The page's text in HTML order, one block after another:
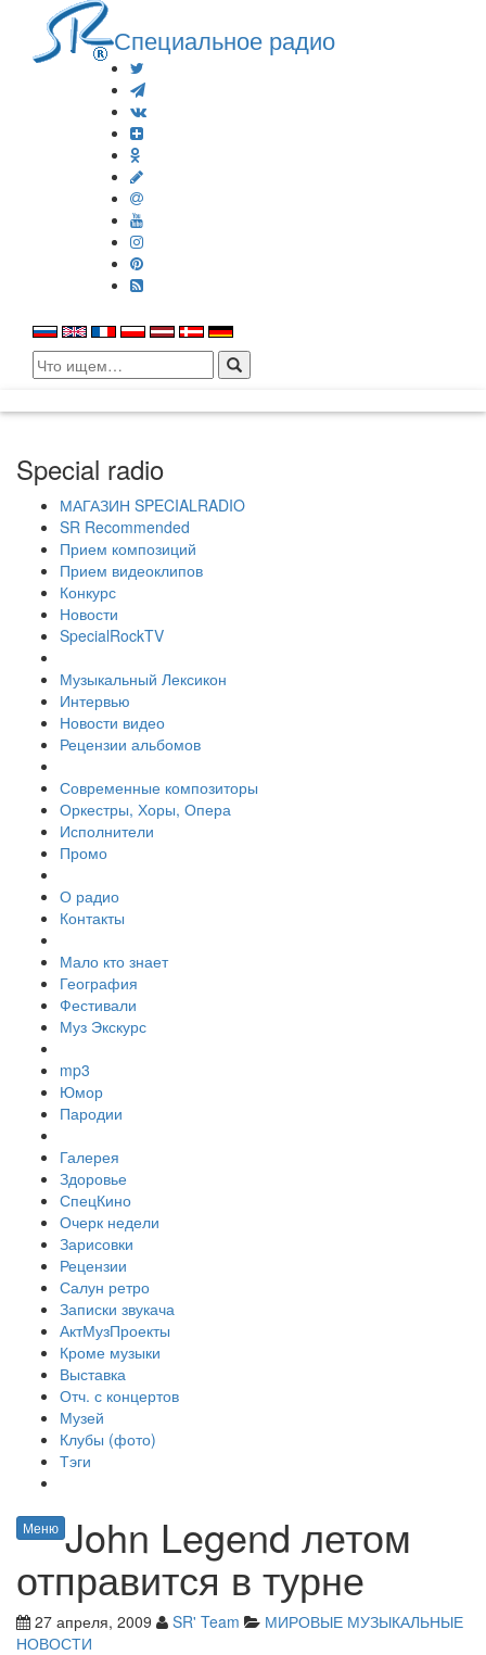
Специальное радио
Search
for:
Special radio
МАГАЗИН SPECIALRADIO
SR Recommended
Прием композиций
Прием видеоклипов
Конкурс
Новости
SpecialRockTV
Музыкальный Лексикон
Интервью
Новости видео
Рецензии альбомов
Современные композиторы
Оркестры, Хоры, Опера
Исполнители
Промо
О радио
Контакты
Мало кто знает
География
Фестивали
Муз Экскурс
mp3
Юмор
Пародии
Галерея
Здоровье
СпецКино
Очерк недели
Зарисовки
Рецензии
Салун ретро
Записки звукача
АктМузПроекты
Кроме музыки
Выставка
Отч. с концертов
Музей
Клубы (фото)
Тэги
Меню John Legend летом
отправится в турне
27 апреля, 2009 SR' Team
МИРОВЫЕ МУЗЫКАЛЬНЫЕ
НОВОСТИ